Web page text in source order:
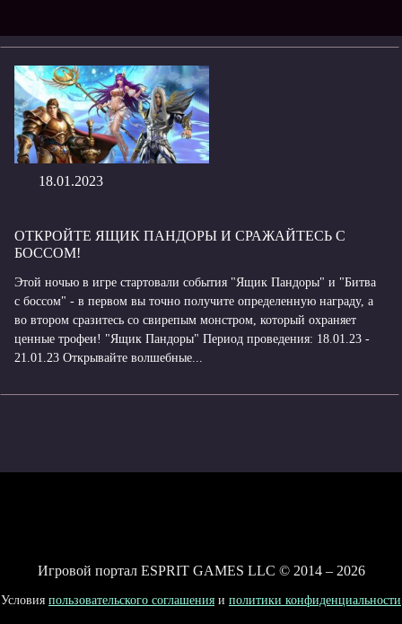
18.01.2023
ОТКРОЙТЕ ЯЩИК ПАНДОРЫ И СРАЖАЙТЕСЬ С
БОССОМ!
Этой ночью в игре стартовали события "Ящик Пандоры" и "Битва
с боссом" - в первом вы точно получите определенную награду, а
во втором сразитесь со свирепым монстром, который охраняет
ценные трофеи! "Ящик Пандоры" Период проведения: 18.01.23 -
21.01.23 Открывайте волшебные...
Игровой портал ESPRIT GAMES LLC © 2014 – 2026
Условия пользовательского соглашения и политики конфиденциальности